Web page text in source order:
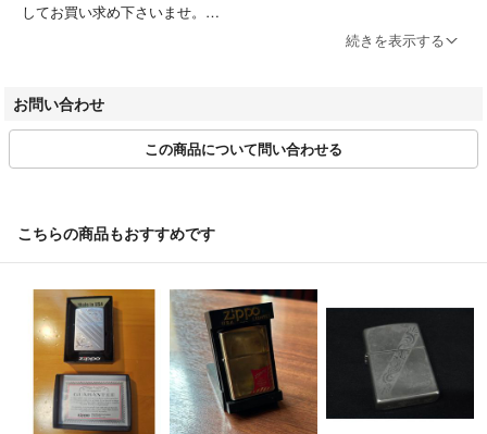
してお買い求め下さいませ。
第305521507463号/東京都公安委員会 /古物商許可証
適格請求書登録番号 T2011501020797
※発送の日時指定は承っておりません。
＝＝＝＝＝＝＝＝＝＝＝＝＝＝
こちらのアカウントはラクマ公式パートナーの株式会社peaceによって
運営されています。
▼特商法
https://fril.jp/ts/official/law/a078/
▼返品特約
続きを表示する
お問い合わせ
この商品について問い合わせる
こちらの商品もおすすめです